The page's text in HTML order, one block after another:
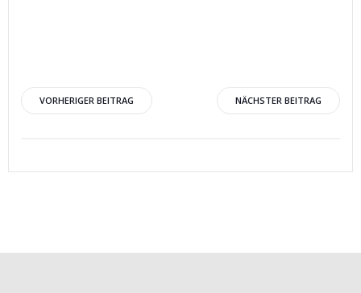
Beitragsnavigation
VORHERIGER BEITRAG NÄCHSTER BEITRAG